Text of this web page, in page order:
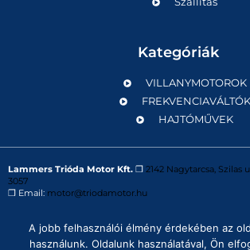
Kategóriák
VILLANYMOTOROK
FREKVENCIAVÁLTÓK
HAJTÓMŰVEK
Lammers Trióda Motor Kft. ❒ 2142 Nagytarcsa, Szilas
3057
❒ Email: motor@triodamotor.hu
Powered byDigit-Now Kft.
A jobb felhasználói élmény érdekében az
használunk. Oldalunk használatával, Ön